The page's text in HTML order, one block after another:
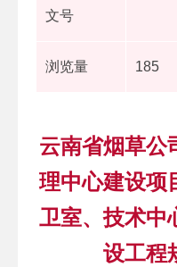
文号
浏览量 185
云南省烟草公
理中心建设项
卫室、技术中
设工程